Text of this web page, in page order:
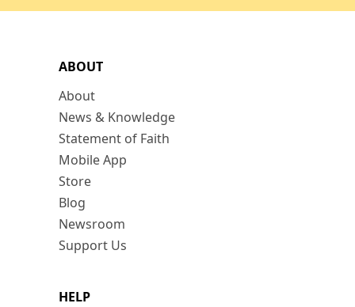
ABOUT
About
News & Knowledge
Statement of Faith
Mobile App
Store
Blog
Newsroom
Support Us
HELP